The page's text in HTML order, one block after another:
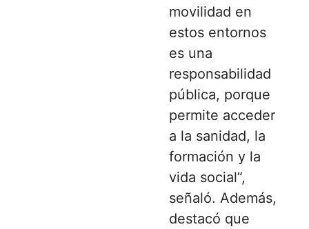
movilidad en
estos entornos
es una
responsabilidad
pública, porque
permite acceder
a la sanidad, la
formación y la
vida social”,
señaló. Además,
destacó que